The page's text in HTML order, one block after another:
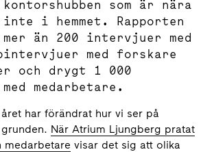
som är nära
inte i hemmet. Rapporten
än 200 intervjuer med
med forskare
och drygt 1 000
medarbetare.
året har förändrat hur vi ser på
När Atrium Ljungberg pratat
medarbetare visar det sig att olika